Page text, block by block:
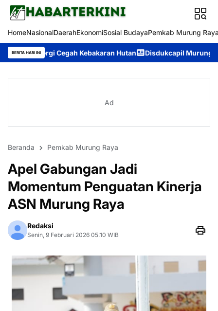
HomeNasionalDaerahEkonomiSosial BudayaPemkab Murung
BERITA HARI INI
Kebakaran Hutan Disdukcapil Murung Raya Raih Nilai
Ad
Beranda Pemkab Murung Raya
Apel Gabungan Jadi
Momentum Penguatan Kinerja
ASN Murung Raya
Redaksi
Senin, 9 Februari 2026 05:10 WIB